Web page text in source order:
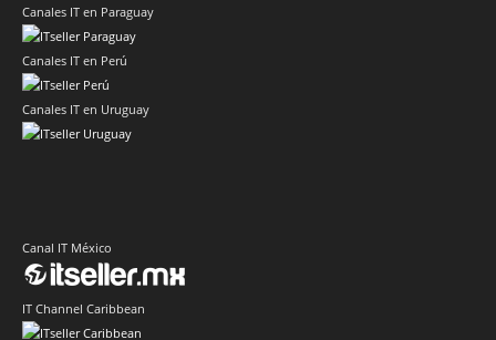
Canales IT en Paraguay
Canales IT en Perú
Canales IT en Uruguay
Canal IT México
IT Channel Caribbean